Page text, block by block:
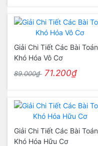
Giải Chi Tiết Các Bài Toán
Khó Hóa Vô Cơ
89.000₫ 71.200₫
Giải Chi Tiết Các Bài Toán
Khó Hóa Hữu Cơ